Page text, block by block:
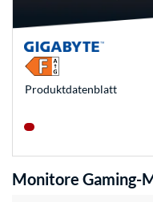
Produkt­datenblatt
Monitore Gaming-